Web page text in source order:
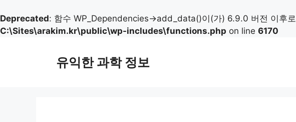
Deprecated: 함수 WP_Dependencies->add_data()이(가) 6.9.0 버전 이후로
C:\Sites\arakim.kr\public\wp-includes\functions.php on line 6170
유익한 과학 정보